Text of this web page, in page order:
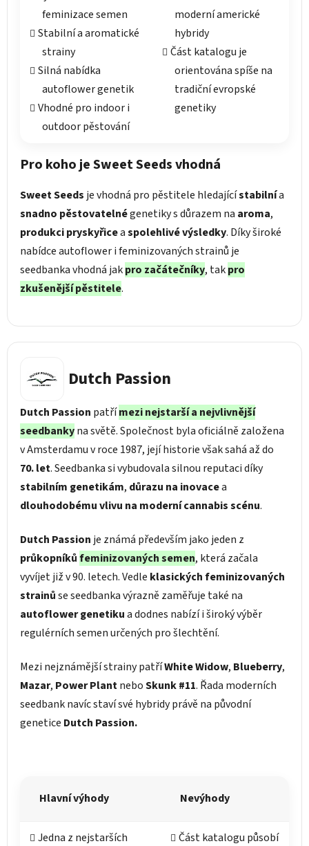
feminizace semen
Stabilní a aromatické
strainy
Silná nabídka
autoflower genetik
Vhodné pro indoor i
outdoor pěstování
moderní americké
hybridy
Část katalogu je
orientována spíše na
tradiční evropské
genetiky
Pro koho je Sweet Seeds vhodná
Sweet Seeds je vhodná pro pěstitele hledajícístabilnía
snadno pěstovatelnégenetiky s důrazem na aroma,
produkci pryskyřiceaspolehlivé výsledky. Díky široké
nabídce autoflower i feminizovaných strainů je
seedbanka vhodná jakpro začátečníky, takpro
zkušenější pěstitele.
Dutch Passion
Dutch Passion patřímezi nejstarší a nejvlivnější
seedbankyna světě. Společnost byla oficiálně založena
v Amsterdamu v roce 1987, její historie však sahá až do
70. let. Seedbanka si vybudovala silnou reputaci díky
stabilním genetikám, důrazu na inovacea
dlouhodobému vlivu na moderní cannabis scénu.
Dutch Passion je známá především jako jeden z
průkopníkůfeminizovaných semen, která začala
vyvíjet již v 90. letech. Vedle klasických feminizovaných
strainůse seedbanka výrazně zaměřuje také na
autoflower genetikua dodnes nabízí i široký výběr
regulérních semen určených pro šlechtění.
Mezi nejznámější strainy patříWhite Widow, Blueberry,
Mazar, Power PlantneboSkunk #11. Řada moderních
seedbank navíc staví své hybridy právě na původní
genetice Dutch Passion.
Hlavní výhody Nevýhody
Jedna z nejstarších
Část katalogu působí